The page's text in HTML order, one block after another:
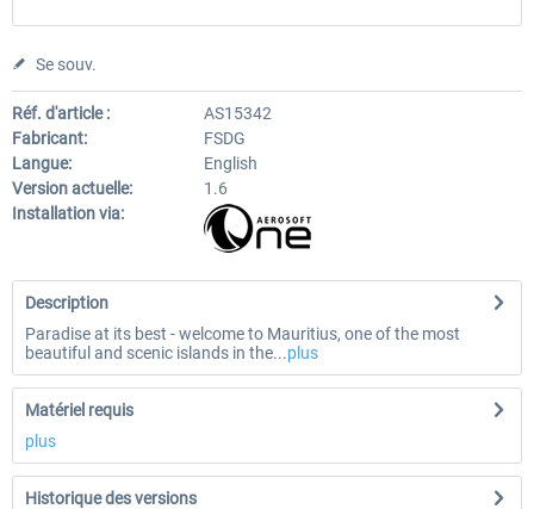
Se souv.
Réf. d'article :
AS15342
Fabricant:
FSDG
Langue:
English
Version actuelle:
1.6
Installation via:
Description
Paradise at its best - welcome to Mauritius, one of the most
beautiful and scenic islands in the...plus
Matériel requis
plus
Historique des versions